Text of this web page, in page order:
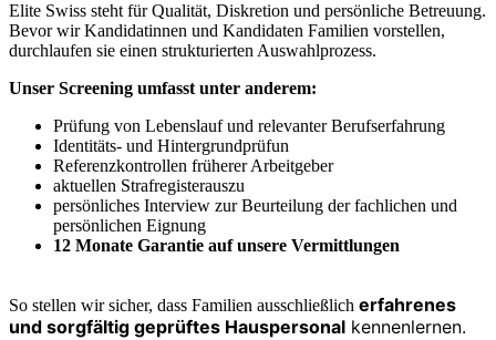
Elite Swiss steht für Qualität, Diskretion und persönliche Betreuung.
Bevor wir Kandidatinnen und Kandidaten Familien vorstellen,
durchlaufen sie einen strukturierten Auswahlprozess.
Unser Screening umfasst unter anderem:
Prüfung von Lebenslauf und relevanter Berufserfahrung
Identitäts- und Hintergrundprüfun
Referenzkontrollen früherer Arbeitgeber
aktuellen Strafregisterauszu
persönliches Interview zur Beurteilung der fachlichen und
persönlichen Eignung
12 Monate Garantie auf unsere Vermittlungen
So stellen wir sicher, dass Familien ausschließlich erfahrenes
und sorgfältig geprüftes Hauspersonal kennenlernen.